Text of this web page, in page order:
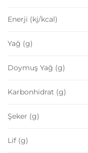
Enerji (kj/kcal)
Yağ (g)
Doymuş Yağ (g)
Karbonhidrat (g)
Şeker (g)
Lif (g)